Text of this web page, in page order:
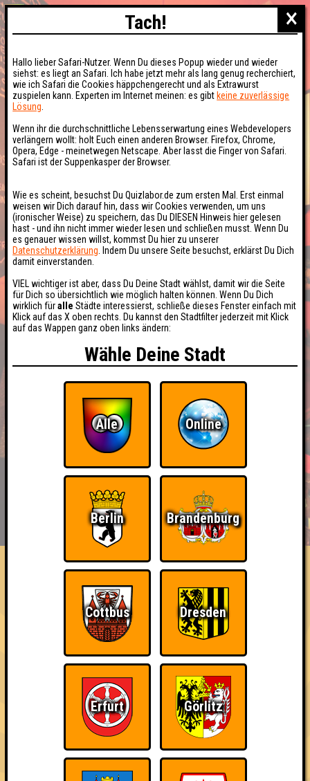
HIGHSCORE RESERVIERUNG
FAQ ÜBER UNS
QUIZLABOR Laubusch #13
Freitag das 13. · 22.05.2026 · Kulturhaus Laubusch
Angemeldete Teams
×
Tach!
Hallo lieber Safari-Nutzer. Wenn Du dieses Popup wieder und wieder
siehst: es liegt an Safari. Ich habe jetzt mehr als lang genug recherchiert,
wie ich Safari die Cookies häppchengerecht und als Extrawurst
zuspielen kann. Experten im Internet meinen: es gibt keine zuverlässige
Lösung
Wenn ihr die durchschnittliche Lebensserwartung eines Webdevelopers
verlängern wollt: holt Euch einen anderen Browser. Firefox, Chrome,
Opera, Edge - meinetwegen Netscape. Aber lasst die Finger von Safari.
Safari ist der Suppenkasper der Browser.
Wie es scheint, besuchst Du Quizlabor.de zum ersten Mal. Erst einmal
weisen wir Dich darauf hin, dass wir Cookies verwenden, um uns
(ironischer Weise) zu speichern, das Du DIESEN Hinweis hier gelesen
hast - und ihn nicht immer wieder lesen und schließen musst. Wenn Du
es genauer wissen willst, kommst Du hier zu unserer
Datenschutzerklärung . Indem Du unsere Seite besuchst, erklärst Du Dich
damit einverstanden.
VIEL wichtiger ist aber, dass Du Deine Stadt wählst, damit wir die Seite
für Dich so übersichtlich wie möglich halten können. Wenn Du Dich
wirklich füralle Städte interessierst, schließe dieses Fenster einfach mit
Klick auf das X oben rechts. Du kannst den Stadtfilter jederzeit mit Klick
auf das Wappen ganz oben links ändern:
Wähle Deine Stadt
Alle Online
Berlin Brandenburg
Cottbus Dresden
Erfurt Görlitz